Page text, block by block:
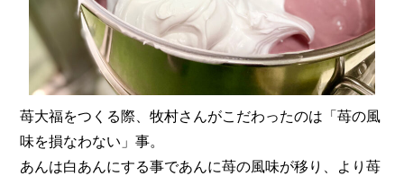
苺大福をつくる際、牧村さんがこだわったのは「苺の風
味を損なわない」事。
あんは白あんにする事であんに苺の風味が移り、より苺